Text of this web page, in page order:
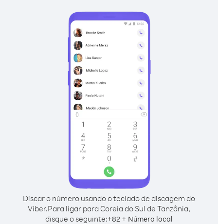
Discar o número usando o teclado de discagem do
Viber.Para ligar para Coreia do Sul de Tanzânia,
disque o seguinte:+82 + Número local